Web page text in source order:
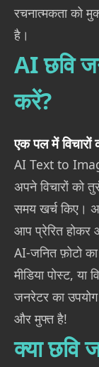
रचनात्मकता को
है।
AI छवि
करें?
एक पल में विचारों
AI Text to
अपने विचारों को
समय खर्च किए।
आप प्रेरित होकर
AI-जनित फ़ोटो
मीडिया पोस्ट,
जनरेटर का
और मुफ्त है!
क्या छवि